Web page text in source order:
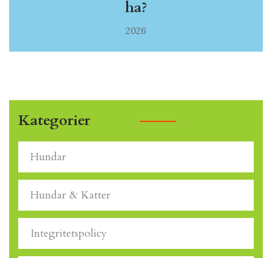
ha?
2026
Kategorier
Hundar
Hundar & Katter
Integritetspolicy